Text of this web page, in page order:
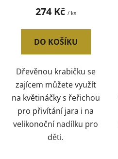
274 Kč / ks
DO KOŠÍKU
Dřevěnou krabičku se
zajícem můžete využít
na květináčky s řeřichou
pro přivítání jara i na
velikonoční nadílku pro
děti.